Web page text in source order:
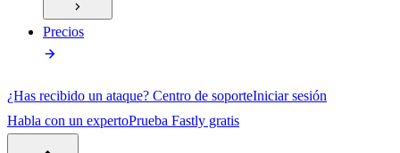
Precios
¿Has recibido un ataque? Centro de soporteIniciar sesión
Habla con un expertoPrueba Fastly gratis